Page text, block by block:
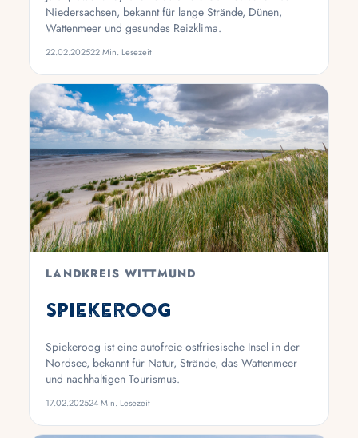
Niedersachsen, bekannt für lange Strände, Dünen,
Wattenmeer und gesundes Reizklima.
22.02.202522 Min. Lesezeit
LANDKREIS WITTMUND
Spiekeroog
Spiekeroog ist eine autofreie ostfriesische Insel in der
Nordsee, bekannt für Natur, Strände, das Wattenmeer
und nachhaltigen Tourismus.
17.02.202524 Min. Lesezeit